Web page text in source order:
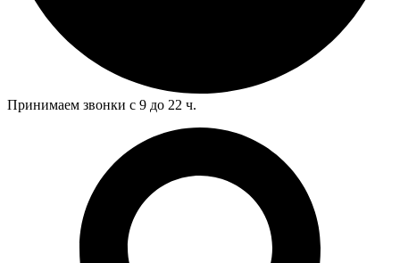
Принимаем звонки с 9 до 22 ч.